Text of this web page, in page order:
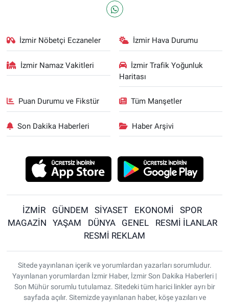
İzmir Nöbetçi Eczaneler İzmir Hava Durumu
İzmir Namaz Vakitleri
İzmir Trafik Yoğunluk
Haritası
Puan Durumu ve Fikstür Tüm Manşetler
Son Dakika Haberleri Haber Arşivi
İZMİR GÜNDEM SİYASET EKONOMİ
SPOR
MAGAZİN
YAŞAM DÜNYA GENEL
RESMİ İLANLAR
RESMİ REKLAM
Sitede yayınlanan içerik ve yorumlardan yazarları sorumludur.
Yayınlanan yorumlardan İzmir Haber, İzmir Son Dakika Haberleri |
Son Mühür sorumlu tutulamaz. Sitedeki tüm harici linkler ayrı bir
sayfada açılır. Sitemizde yayınlanan haber, köşe yazıları ve